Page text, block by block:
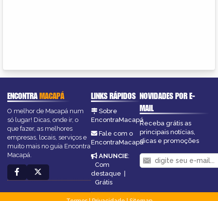
ENCONTRAMACAPÁ
O melhor de Macapá num
só lugar! Dicas, onde ir, o
que fazer, as melhores
empresas, locais, serviços e
muito mais no guia Encontra
Macapá.
LINKS RÁPIDOS
Sobre
EncontraMacapá
Fale com o
EncontraMacapá
ANUNCIE:
Com
destaque |
Grátis
NOVIDADES POR E-
MAIL
Receba grátis as
principais notícias,
dicas e promoções